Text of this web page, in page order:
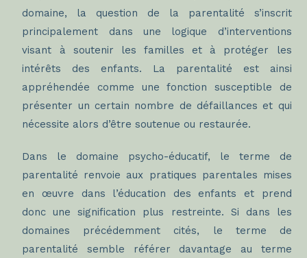
domaine, la question de la parentalité s’inscrit
principalement dans une logique d’interventions
visant à soutenir les familles et à protéger les
intérêts des enfants. La parentalité est ainsi
appréhendée comme une fonction susceptible de
présenter un certain nombre de défaillances et qui
nécessite alors d’être soutenue ou restaurée.
Dans le domaine psycho-éducatif, le terme de
parentalité renvoie aux pratiques parentales mises
en œuvre dans l’éducation des enfants et prend
donc une signification plus restreinte. Si dans les
domaines précédemment cités, le terme de
parentalité semble référer davantage au terme